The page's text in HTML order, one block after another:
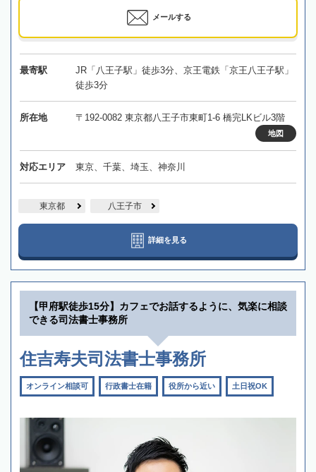
メールする
最寄駅
JR「八王子駅」徒歩3分、京王電鉄「京王八王子駅」
徒歩3分
所在地 〒192-0082 東京都八王子市東町1-6 橋完LKビル3階
地図
対応エリア 東京、千葉、埼玉、神奈川
東京都 八王子市
詳細を見る
【甲府駅徒歩15分】カフェでお話するように、気楽に相談
できる司法書士事務所
住吉寿夫司法書士事務所
オンライン相談可 行政書士在籍 役所から近い 土日祝OK